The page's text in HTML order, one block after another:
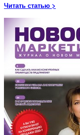
Читать статью >